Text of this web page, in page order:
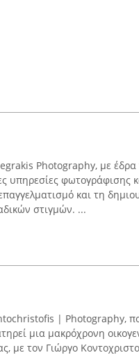
Photography, με έδρα
υπηρεσίες φωτογράφισης
και τη
στιγμών. ...
| Photography,
μια μακρόχρονη
με τον Γιώργο